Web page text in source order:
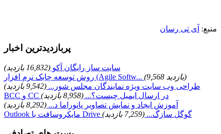
منبع: آی تی رسان
پربازدیدترین اخبار
سایت ساز رایگان آکو (16,832 بازدید)
روش توسعه چابک نرم افزار (Agile Softw...
(9,568 بازدید)
طراحی وب سایت ویژه نمایندگان مجلس شور... (9,542 بازدید)
BCC و CC در ارسال ایمیل چیست؟... (8,958 بازدید)
آموزش ایجاد و نمایش تصاویر پانوراما د... (8,292 بازدید)
Outlook مایکروسافت با Drive گوگل سازگ... (7,259 بازدید)